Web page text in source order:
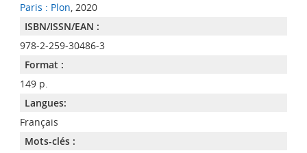
Paris : Plon, 2020
ISBN/ISSN/EAN :
978-2-259-30486-3
Format :
149 p.
Langues:
Français
Mots-clés :